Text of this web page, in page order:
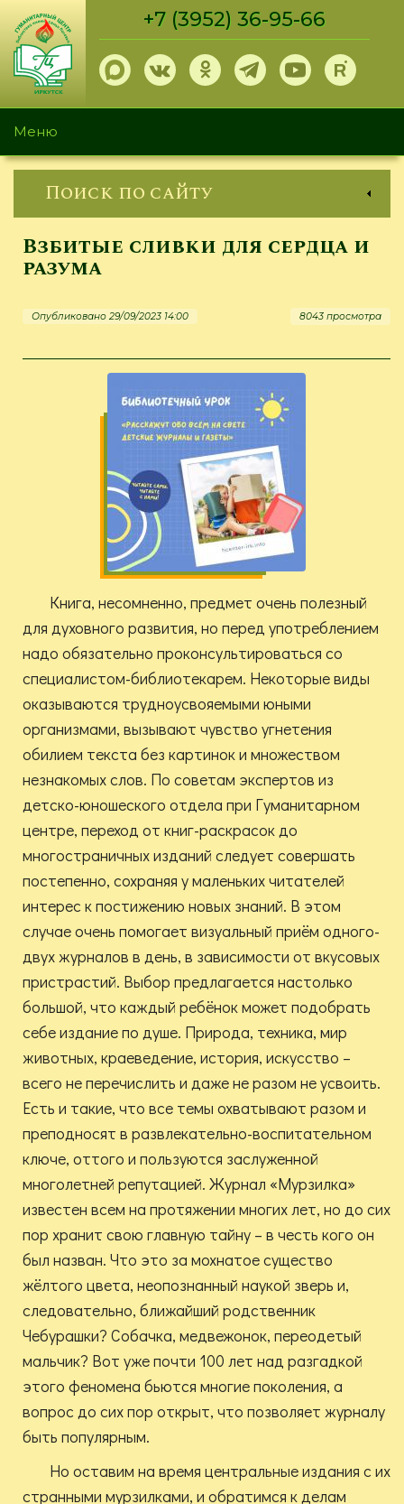
Перейти
основному
содержанию
+7 (3952) 36-95-66
Меню
Поиск по сайту
Взбитые сливки для сердца и
разума
Опубликовано 29/09/2023 14:00 8043 просмотра
Книга, несомненно, предмет очень полезный
для духовного развития, но перед употреблением
надо обязательно проконсультироваться со
специалистом-библиотекарем. Некоторые виды
оказываются трудноусвояемыми юными
организмами, вызывают чувство угнетения
обилием текста без картинок и множеством
незнакомых слов. По советам экспертов из
детско-юношеского отдела при Гуманитарном
центре, переход от книг-раскрасок до
многостраничных изданий следует совершать
постепенно, сохраняя у маленьких читателей
интерес к постижению новых знаний. В этом
случае очень помогает визуальный приём одного-
двух журналов в день, в зависимости от вкусовых
пристрастий. Выбор предлагается настолько
большой, что каждый ребёнок может подобрать
себе издание по душе. Природа, техника, мир
животных, краеведение, история, искусство –
всего не перечислить и даже не разом не усвоить.
Есть и такие, что все темы охватывают разом и
преподносят в развлекательно-воспитательном
ключе, оттого и пользуются заслуженной
многолетней репутацией. Журнал «Мурзилка»
известен всем на протяжении многих лет, но до сих
пор хранит свою главную тайну – в честь кого он
был назван. Что это за мохнатое существо
жёлтого цвета, неопознанный наукой зверь и,
следовательно, ближайший родственник
Чебурашки? Собачка, медвежонок, переодетый
мальчик? Вот уже почти 100 лет над разгадкой
этого феномена бьются многие поколения, а
вопрос до сих пор открыт, что позволяет журналу
быть популярным.
Но оставим на время центральные издания с их
странными мурзилками, и обратимся к делам